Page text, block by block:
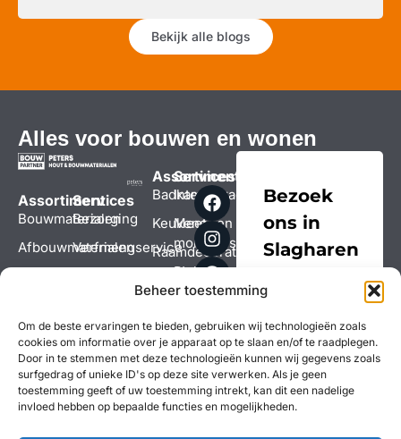
Beheer toestemming
Om de beste ervaringen te bieden, gebruiken wij technologieën zoals
cookies om informatie over je apparaat op te slaan en/of te raadplegen.
Door in te stemmen met deze technologieën kunnen wij gegevens zoals
surfgedrag of unieke ID's op deze site verwerken. Als je geen
toestemming geeft of uw toestemming intrekt, kan dit een nadelige
invloed hebben op bepaalde functies en mogelijkheden.
Bekijk alle blogs
Alles voor bouwen en wonen
Assortiment
Bouwmaterialen
Afbouwmaterialen
Services
Bezorging
Verfmengservice
Assortiment
Badkamers
Keukens
Raamdecoratie
Hele
assortiment
Services
Interieuradvies
Meet- en
montageservice
Bezorging
Alle
Bezoek
ons in
Slagharen
Slagharen
Route in
Google maps
Bel: 0523 681
521